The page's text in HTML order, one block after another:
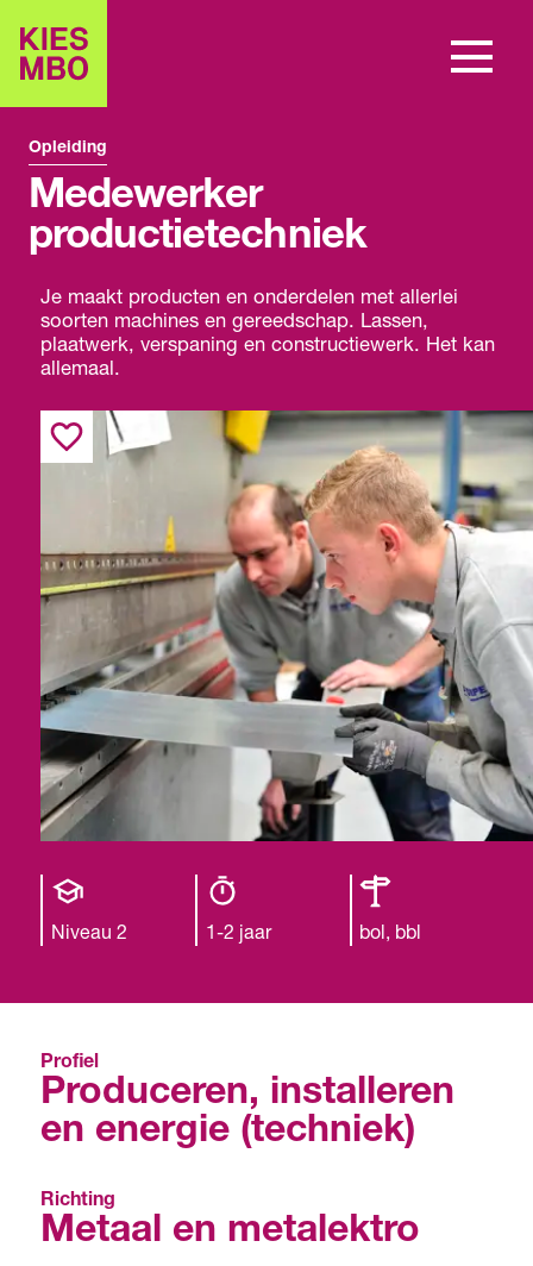
Opleiding
Medewerker
productietechniek
Je maakt producten en onderdelen met allerlei
soorten machines en gereedschap. Lassen,
plaatwerk, verspaning en constructiewerk. Het kan
allemaal.
Opleiding
niveau
Niveau 2
1-2 jaar
bol, bbl
Profiel
Produceren, installeren
en energie (techniek)
Richting
Metaal en metalektro